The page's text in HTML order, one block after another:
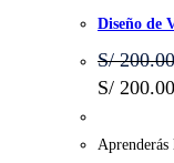
Diseño de
S/200.00
S/